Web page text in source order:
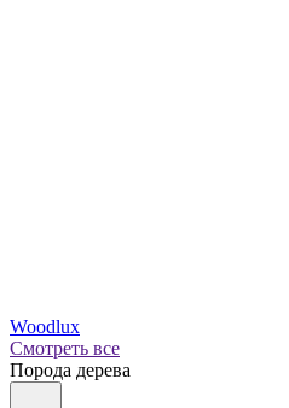
Woodlux
Смотреть все
Порода дерева